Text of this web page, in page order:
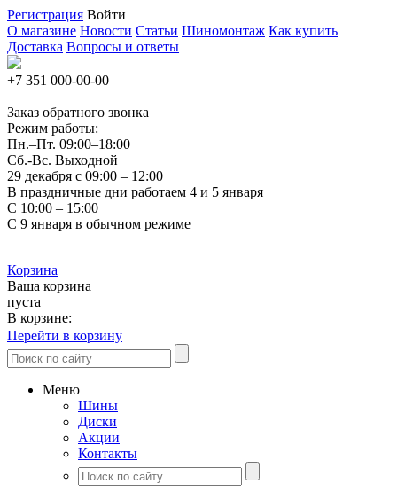
Регистрация Войти
О магазине Новости Статьи Шиномонтаж Как купить
Доставка Вопросы и ответы
+7 351 000-00-00
Заказ обратного звонка
Режим работы:
Пн.–Пт. 09:00–18:00
Сб.-Вс. Выходной
29 декабря с 09:00 – 12:00
В праздничные дни работаем 4 и 5 января
С 10:00 – 15:00
С 9 января в обычном режиме
Корзина
Ваша корзина
пуста
В корзине:
Перейти в корзину
Меню
Шины
Диски
Акции
Контакты